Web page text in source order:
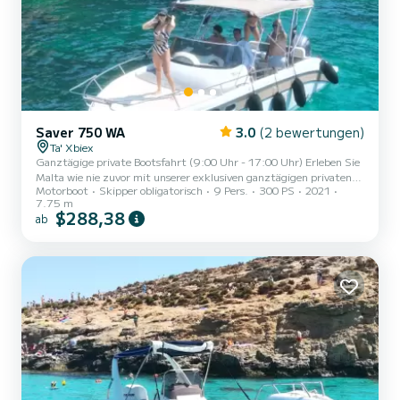
Saver 750 WA 3.0 (2 bewertungen)
Ta' Xbiex
Ganztägige private Bootsfahrt (9:00 Uhr - 17:00 Uhr) Erleben Sie
Malta wie nie zuvor mit unserer exklusiven ganztägigen privaten
Bootsfahrt! Perfekt für Familien, Freunde oder kleine Gruppen von
bis zu 8 Personen, führt Sie dieses unvergessliche Abenteuer durch
Maltas kristallklares Wasser, versteckte Buchten und ikonische
Pearl. - Eine vollständige 8-stündige Erkundung der...
Motorboot Skipper obligatorisch 9 Pers. 300 PS
2021
7.75 m
ab $288,38